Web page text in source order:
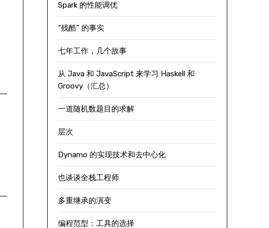
Spark 的性能调优
“残酷” 的事实
七年工作，几个故事
从 Java 和 JavaScript 来学习 Haskell 和
Groovy（汇总）
一道随机数题目的求解
层次
Dynamo 的实现技术和去中心化
也谈谈全栈工程师
多重继承的演变
编程范型：工具的选择